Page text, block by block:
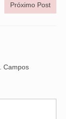
Próximo Post
Campos